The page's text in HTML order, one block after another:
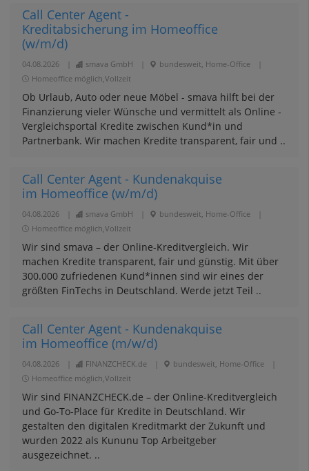
Call Center Agent -
Kreditabsicherung im Homeoffice
(w/m/d)
04.08.2026 smava GmbH bundesweit, Home-Office
Homeoffice möglich,Vollzeit
Ob Urlaub, Auto oder neue Möbel - smava hilft bei der
Finanzierung vieler Wünsche und vermittelt als Online -
Vergleichsportal Kredite zwischen Kund*in und
Partnerbank. Wir machen Kredite transparent, fair und ..
Call Center Agent - Kundenakquise
im Homeoffice (w/m/d)
04.08.2026 smava GmbH bundesweit, Home-Office
Homeoffice möglich,Vollzeit
Wir sind smava – der Online-Kreditvergleich. Wir
machen Kredite transparent, fair und günstig. Mit über
300.000 zufriedenen Kund*innen sind wir eines der
größten FinTechs in Deutschland. Werde jetzt Teil ..
Call Center Agent - Kundenakquise
im Homeoffice (m/w/d)
04.08.2026 FINANZCHECK.de bundesweit, Home-Office
Homeoffice möglich,Vollzeit
Wir sind FINANZCHECK.de – der Online-Kreditvergleich
und Go-To-Place für Kredite in Deutschland. Wir
gestalten den digitalen Kreditmarkt der Zukunft und
wurden 2022 als Kununu Top Arbeitgeber
ausgezeichnet. ..